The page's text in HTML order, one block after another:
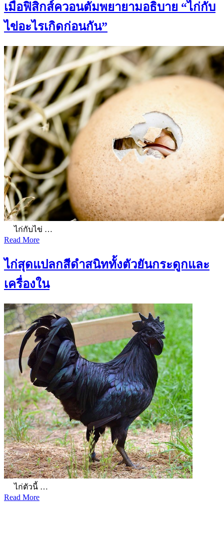
เมื่อฟิสิกส์ควอนตัมพยายามอธิบาย “ไก่กับ
ไข่อะไรเกิดก่อนกัน”
ไก่กับไข่ …
Read More
ไก่สุดแปลกสีดำสนิททั้งตัวยันกระดูกและ
เครื่องใน
ไก่ตัวนี้ …
Read More